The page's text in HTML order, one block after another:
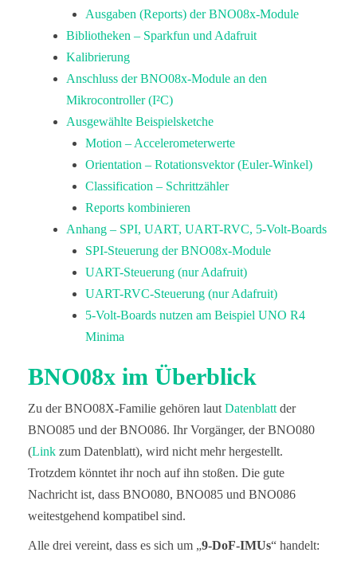
Ausgaben (Reports) der BNO08x-Module
Bibliotheken – Sparkfun und Adafruit
Kalibrierung
Anschluss der BNO08x-Module an den
Mikrocontroller (I²C)
Ausgewählte Beispielsketche
Motion – Accelerometerwerte
Orientation – Rotationsvektor (Euler-Winkel)
Classification – Schrittzähler
Reports kombinieren
Anhang – SPI, UART, UART-RVC, 5-Volt-Boards
SPI-Steuerung der BNO08x-Module
UART-Steuerung (nur Adafruit)
UART-RVC-Steuerung (nur Adafruit)
5-Volt-Boards nutzen am Beispiel UNO R4
Minima
BNO08x im Überblick
Zu der BNO08X-Familie gehören laut Datenblatt der
BNO085 und der BNO086. Ihr Vorgänger, der BNO080
(Link zum Datenblatt), wird nicht mehr hergestellt.
Trotzdem könntet ihr noch auf ihn stoßen. Die gute
Nachricht ist, dass BNO080, BNO085 und BNO086
weitestgehend kompatibel sind.
Alle drei vereint, dass es sich um „9-DoF-IMUs“ handelt: